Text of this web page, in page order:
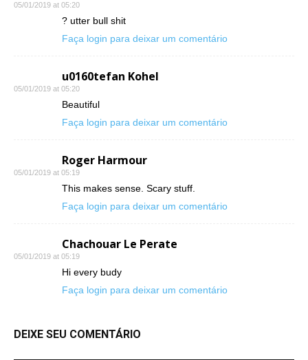
05/01/2019 at 05:20
? utter bull shit
Faça login para deixar um comentário
u0160tefan Kohel
05/01/2019 at 05:20
Beautiful
Faça login para deixar um comentário
Roger Harmour
05/01/2019 at 05:19
This makes sense. Scary stuff.
Faça login para deixar um comentário
Chachouar Le Perate
05/01/2019 at 05:19
Hi every budy
Faça login para deixar um comentário
DEIXE SEU COMENTÁRIO